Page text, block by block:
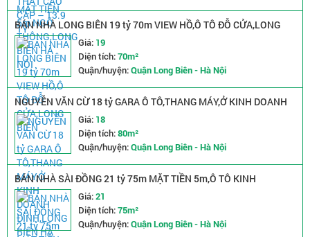
BÁN NHÀ LONG BIÊN 19 tỷ 70m VIEW HỒ,Ô TÔ ĐỖ CỬA,LONG
BIÊN
Giá: 19
Diện tích:70m²
Quận/huyện:Quận Long Biên - Hà Nội
NGUYỄN VĂN CỪ 18 tỷ GARA Ô TÔ,THANG MÁY,Ở KINH DOANH
ĐỈNH,LONG BIÊN HÀ NỘI
Giá: 18
Diện tích:80m²
Quận/huyện:Quận Long Biên - Hà Nội
BÁN NHÀ SÀI ĐỒNG 21 tỷ 75m MẶT TIỀN 5m,Ô TÔ KINH
DOANH,LONG BIÊN
Giá:21
Diện tích:75m²
Quận/huyện:Quận Long Biên - Hà Nội